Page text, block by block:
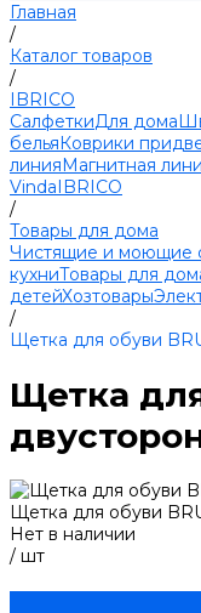
Главная
/
Каталог товаров
/
IBRICO
СалфеткиДля дома
бельяКоврики
линияМагнитная
VindaIBRICO
/
Товары для дома
Чистящие и моющие
кухниТовары для
детейХозтовары
/
Щетка для обуви
Щетка
Щетка для обуви
Нет в наличии
/ шт